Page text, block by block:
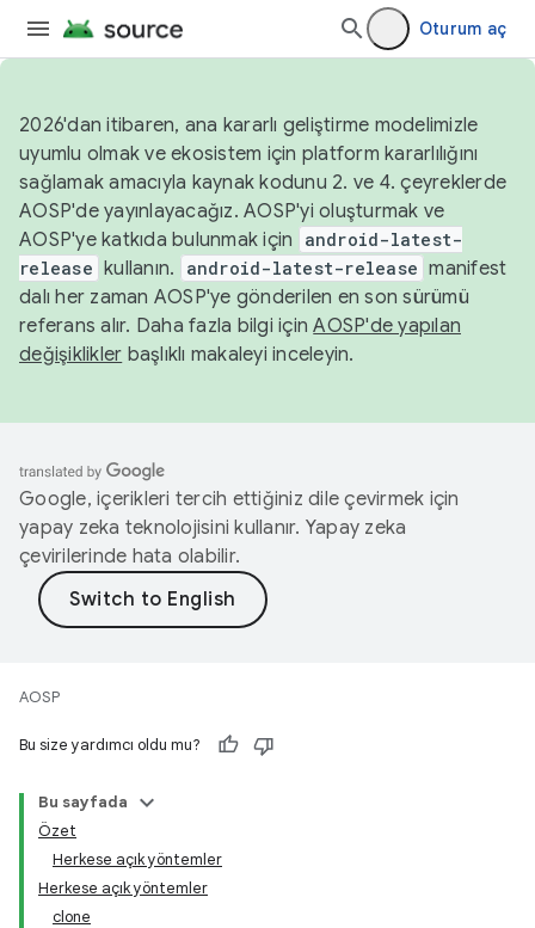
Oturum aç
2026'dan itibaren, ana kararlı geliştirme modelimizle
uyumlu olmak ve ekosistem için platform kararlılığını
sağlamak amacıyla kaynak kodunu 2. ve 4. çeyreklerde
AOSP'de yayınlayacağız. AOSP'yi oluşturmak ve
AOSP'ye katkıda bulunmak için
android-latest-
release kullanın. android-latest-release manifest
dalı her zaman AOSP'ye gönderilen en son sürümü
referans alır. Daha fazla bilgi içinAOSP'de yapılan
değişiklikler başlıklı makaleyi inceleyin.
Google, içerikleri tercih ettiğiniz dile çevirmek için
yapay zeka teknolojisini kullanır. Yapay zeka
çevirilerinde hata olabilir.
AOSP
Bu size yardımcı oldu mu?
Bu sayfada
Özet
Herkese açık yöntemler
Herkese açık yöntemler
clone